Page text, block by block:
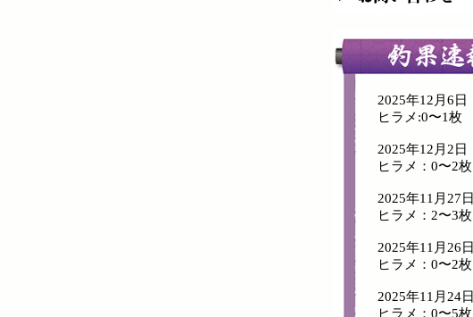
2025年12月6日
ヒラメ:0〜1枚
2025年12月2日
ヒラメ：0〜2枚
2025年11月27日
ヒラメ：2〜3枚
2025年11月26日
ヒラメ：0〜2枚
2025年11月24日
ヒラメ：0〜5枚